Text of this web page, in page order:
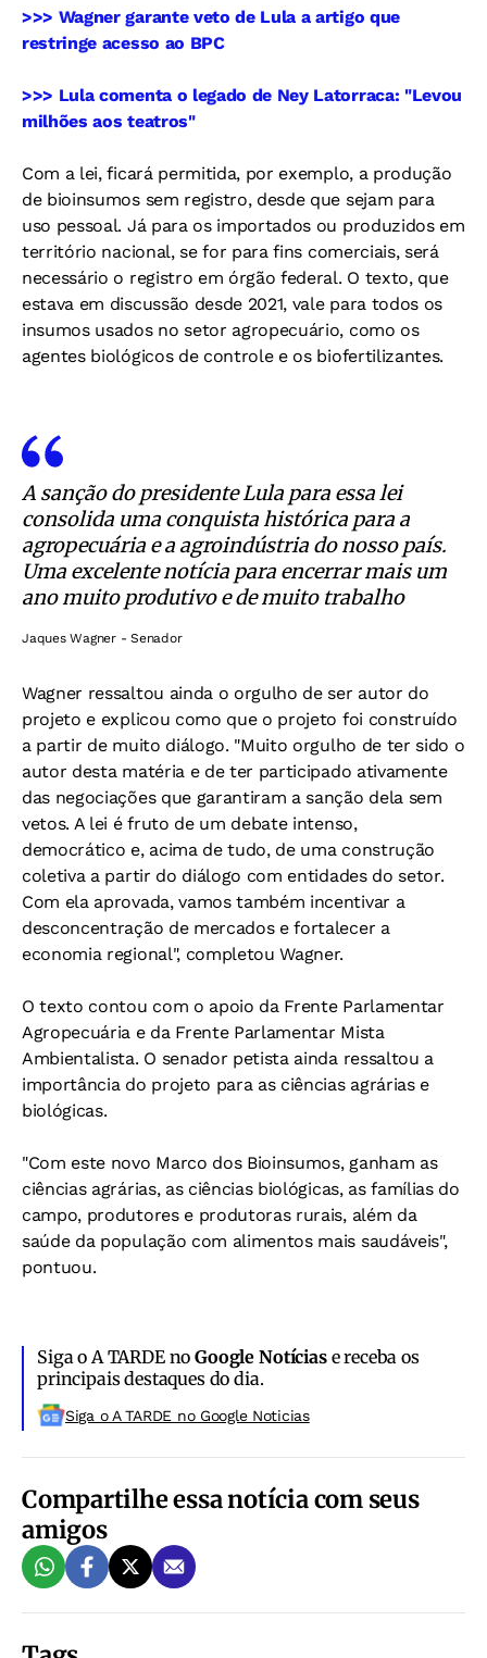
>>> Wagner garante veto de Lula a artigo que
restringe acesso ao BPC
>>> Lula comenta o legado de Ney Latorraca: "Levou
milhões aos teatros"
Com a lei, ficará permitida, por exemplo, a produção
de bioinsumos sem registro, desde que sejam para
uso pessoal. Já para os importados ou produzidos em
território nacional, se for para fins comerciais, será
necessário o registro em órgão federal. O texto, que
estava em discussão desde 2021, vale para todos os
insumos usados no setor agropecuário, como os
agentes biológicos de controle e os biofertilizantes.
A sanção do presidente Lula para essa lei
consolida uma conquista histórica para a
agropecuária e a agroindústria do nosso país.
Uma excelente notícia para encerrar mais um
ano muito produtivo e de muito trabalho
Jaques Wagner - Senador
Wagner ressaltou ainda o orgulho de ser autor do
projeto e explicou como que o projeto foi construído
a partir de muito diálogo. "Muito orgulho de ter sido o
autor desta matéria e de ter participado ativamente
das negociações que garantiram a sanção dela sem
vetos. A lei é fruto de um debate intenso,
democrático e, acima de tudo, de uma construção
coletiva a partir do diálogo com entidades do setor.
Com ela aprovada, vamos também incentivar a
desconcentração de mercados e fortalecer a
economia regional", completou Wagner.
O texto contou com o apoio da Frente Parlamentar
Agropecuária e da Frente Parlamentar Mista
Ambientalista. O senador petista ainda ressaltou a
importância do projeto para as ciências agrárias e
biológicas.
"Com este novo Marco dos Bioinsumos, ganham as
ciências agrárias, as ciências biológicas, as famílias do
campo, produtores e produtoras rurais, além da
saúde da população com alimentos mais saudáveis",
pontuou.
Siga o A TARDE noGoogle Notíciase receba os
principais destaques do dia.
Siga o A TARDE no Google Noticias
Compartilhe essa notícia com seus
amigos